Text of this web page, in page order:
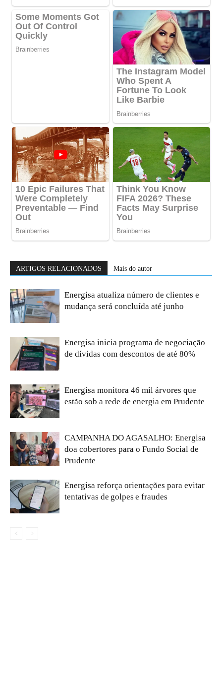
ARTIGOS RELACIONADOS Mais do autor
Energisa atualiza número de clientes e
mudança será concluída até junho
Energisa inicia programa de negociação
de dívidas com descontos de até 80%
Energisa monitora 46 mil árvores que
estão sob a rede de energia em Prudente
CAMPANHA DO AGASALHO: Energisa
doa cobertores para o Fundo Social de
Prudente
Energisa reforça orientações para evitar
tentativas de golpes e fraudes